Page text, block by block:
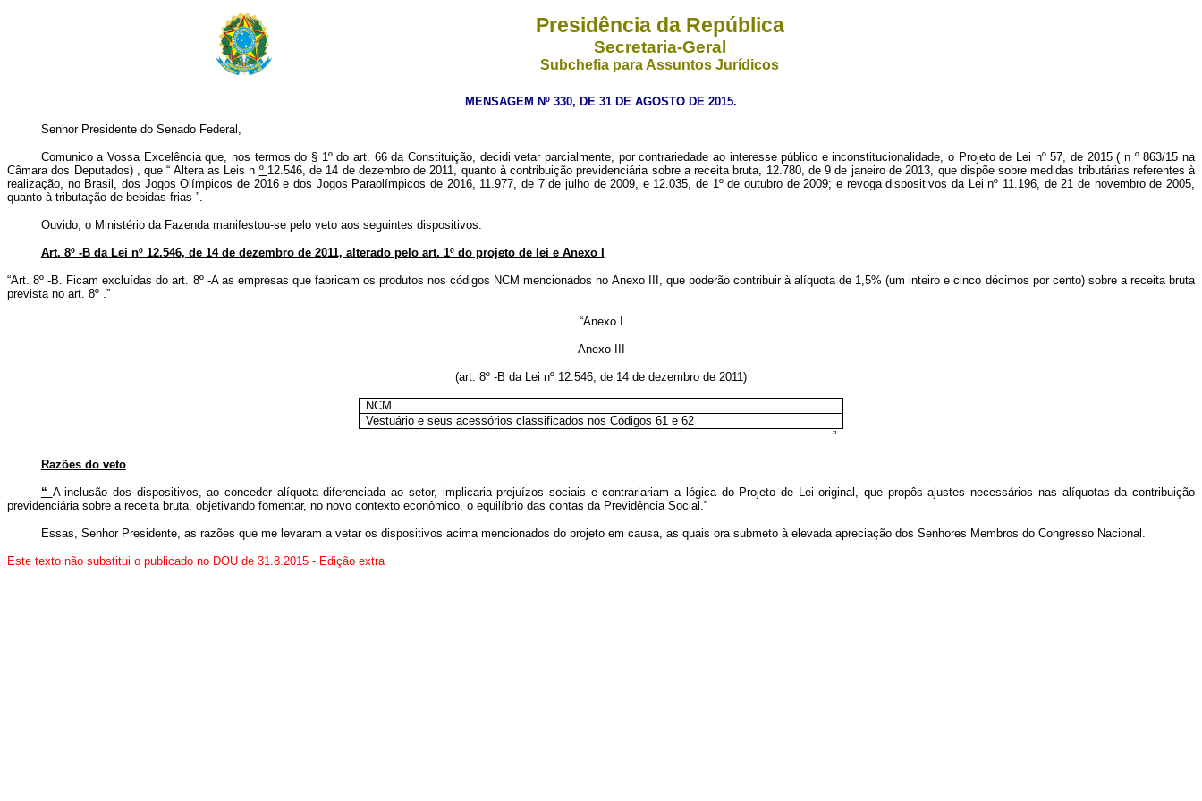
Presidência da República
Secretaria-Geral
Subchefia para Assuntos Jurídicos
MENSAGEM Nº 330, DE 31 DE AGOSTO DE 2015.
Senhor Presidente do Senado Federal,
Comunico a Vossa Excelência que, nos termos do § 1º do art. 66 da Constituição, decidi vetar parcialmente, por contrariedade ao interesse público e inconstitucionalidade, o Projeto de Lei nº 57, de 2015 (n º863/15 na
Câmara dos Deputados) , que “ Altera as Leis n º 12.546, de 14 de dezembro de 2011, quanto à contribuição previdenciária sobre a receita bruta, 12.780, de 9 de janeiro de 2013, que dispõe sobre medidas tributárias referentes à
realização, no Brasil, dos Jogos Olímpicos de 2016 e dos Jogos Paraolímpicos de 2016, 11.977, de 7 de julho de 2009, e 12.035, de 1º de outubro de 2009; e revoga dispositivos da Lei nº 11.196, de 21 de novembro de 2005,
quanto à tributação de bebidas frias ”.
Ouvido, o Ministério da Fazenda manifestou-se pelo veto aos seguintes dispositivos:
Art. 8º -B da Lei nº 12.546, de 14 de dezembro de 2011, alterado pelo art. 1º do projeto de lei e Anexo I
“Art. 8º -B. Ficam excluídas do art. 8º -A as empresas que fabricam os produtos nos códigos NCM mencionados no Anexo III, que poderão contribuir à alíquota de 1,5% (um inteiro e cinco décimos por cento) sobre a receita bruta
prevista no art. 8º .”
“Anexo I
Anexo III
(art. 8º -B da Lei nº 12.546, de 14 de dezembro de 2011)
NCM
Vestuário e seus acessórios classificados nos Códigos 61 e 62
”
Razões do veto
“ A inclusão dos dispositivos, ao conceder alíquota diferenciada ao setor, implicaria prejuízos sociais e contrariariam a lógica do Projeto de Lei original, que propôs ajustes necessários nas alíquotas da contribuição
previdenciária sobre a receita bruta, objetivando fomentar, no novo contexto econômico, o equilíbrio das contas da Previdência Social.”
Essas, Senhor Presidente, as razões que me levaram a vetar os dispositivos acima mencionados do projeto em causa, as quais ora submeto à elevada apreciação dos Senhores Membros do Congresso Nacional.
Este texto não substitui o publicado no DOU de 31.8.2015 - Edição extra